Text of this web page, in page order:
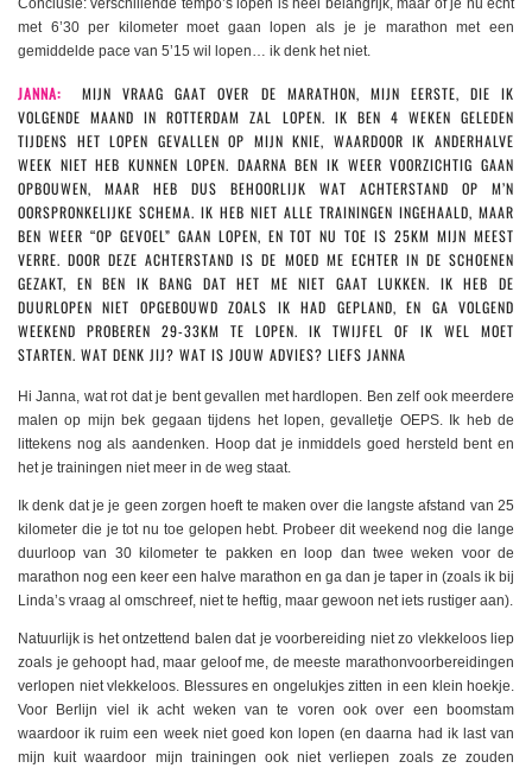
met 6’30 per kilometer moet gaan lopen als je je marathon met een
gemiddelde pace van 5’15 wil lopen… ik denk het niet.
JANNA:
MIJN VRAAG GAAT OVER DE MARATHON, MIJN EERSTE, DIE IK
VOLGENDE MAAND IN ROTTERDAM ZAL LOPEN. IK BEN 4 WEKEN GELEDEN
TIJDENS HET LOPEN GEVALLEN OP MIJN KNIE, WAARDOOR IK ANDERHALVE
WEEK NIET HEB KUNNEN LOPEN. DAARNA BEN IK WEER VOORZICHTIG GAAN
OPBOUWEN, MAAR HEB DUS BEHOORLIJK WAT ACHTERSTAND OP M’N
OORSPRONKELIJKE SCHEMA. IK HEB NIET ALLE TRAININGEN INGEHAALD, MAAR
BEN WEER “OP GEVOEL” GAAN LOPEN, EN TOT NU TOE IS 25KM MIJN MEEST
VERRE. DOOR DEZE ACHTERSTAND IS DE MOED ME ECHTER IN DE SCHOENEN
GEZAKT, EN BEN IK BANG DAT HET ME NIET GAAT LUKKEN. IK HEB DE
DUURLOPEN NIET OPGEBOUWD ZOALS IK HAD GEPLAND, EN GA VOLGEND
WEEKEND PROBEREN 29-33KM TE LOPEN. IK TWIJFEL OF IK WEL MOET
STARTEN. WAT DENK JIJ? WAT IS JOUW ADVIES? LIEFS JANNA
Hi Janna, wat rot dat je bent gevallen met hardlopen. Ben zelf ook meerdere
malen op mijn bek gegaan tijdens het lopen, gevalletje OEPS. Ik heb de
littekens nog als aandenken. Hoop dat je inmiddels goed hersteld bent en
het je trainingen niet meer in de weg staat.
Ik denk dat je je geen zorgen hoeft te maken over die langste afstand van 25
kilometer die je tot nu toe gelopen hebt. Probeer dit weekend nog die lange
duurloop van 30 kilometer te pakken en loop dan twee weken voor de
marathon nog een keer een halve marathon en ga dan je taper in (zoals ik bij
Linda’s vraag al omschreef, niet te heftig, maar gewoon net iets rustiger aan).
Natuurlijk is het ontzettend balen dat je voorbereiding niet zo vlekkeloos liep
zoals je gehoopt had, maar geloof me, de meeste marathonvoorbereidingen
verlopen niet vlekkeloos. Blessures en ongelukjes zitten in een klein hoekje.
Voor Berlijn viel ik acht weken van te voren ook over een boomstam
waardoor ik ruim een week niet goed kon lopen (en daarna had ik last van
mijn kuit waardoor mijn trainingen ook niet verliepen zoals ze zouden